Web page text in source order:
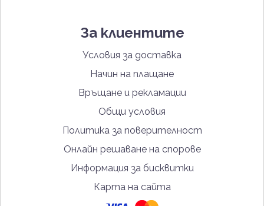
За клиентите
Условия за доставка
Начин на плащане
Връщане и рекламации
Общи условия
Политика за поверителност
Онлайн решаване на спорове
Информация за бисквитки
Карта на сайта